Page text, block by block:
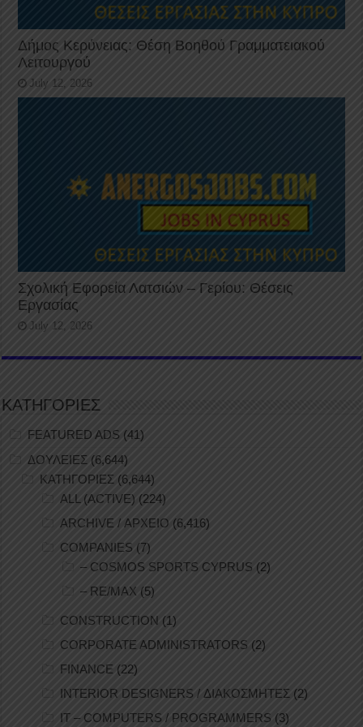
Δήμος Κερύνειας: Θέση Βοηθού Γραμματειακού
Λειτουργού
July 12, 2026
Σχολική Εφορεία Λατσιών – Γερίου: Θέσεις
Εργασίας
July 12, 2026
ΚΑΤΗΓΟΡΙΕΣ
FEATURED ADS (41)
ΔΟΥΛΕΙΕΣ (6,644)
ΚΑΤΗΓΟΡΙΕΣ (6,644)
ALL (ACTIVE) (224)
ARCHIVE / ΑΡΧΕΙΟ (6,416)
COMPANIES (7)
– COSMOS SPORTS CYPRUS (2)
– RE/MAX (5)
CONSTRUCTION (1)
CORPORATE ADMINISTRATORS (2)
FINANCE (22)
INTERIOR DESIGNERS / ΔΙΑΚΟΣΜΗΤΕΣ (2)
IT – COMPUTERS / PROGRAMMERS (3)